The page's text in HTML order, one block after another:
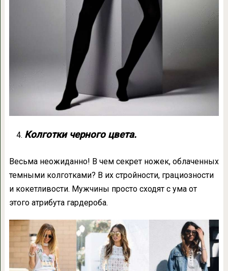
Колготки черного цвета.
Весьма неожиданно! В чем секрет ножек, облаченных
темными колготками? В их стройности, грациозности
и кокетливости. Мужчины просто сходят с ума от
этого атрибута гардероба.